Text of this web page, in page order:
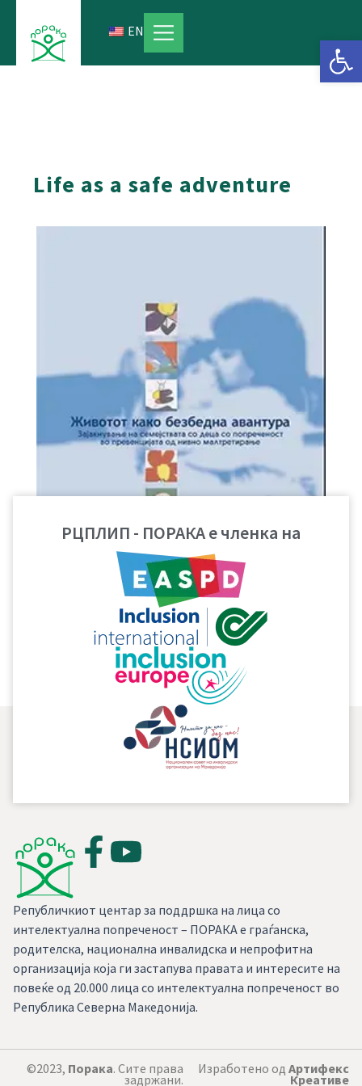
content
EN
Life as a safe adventure
Life as a safe adventure
РЦПЛИП - ПОРАКА е членка на
Републичкиот центар за поддршка на лица со
интелектуална попреченост – ПОРАКА е граѓанска,
родителска, национална инвалидска и непрофитна
организација која ги застапува правата и интересите на
повеќе од 20.000 лица со интелектуална попреченост во
Република Северна Македонија.
©2023, Порака. Сите права
задржани.
Изработено од Артифекс
Креативе